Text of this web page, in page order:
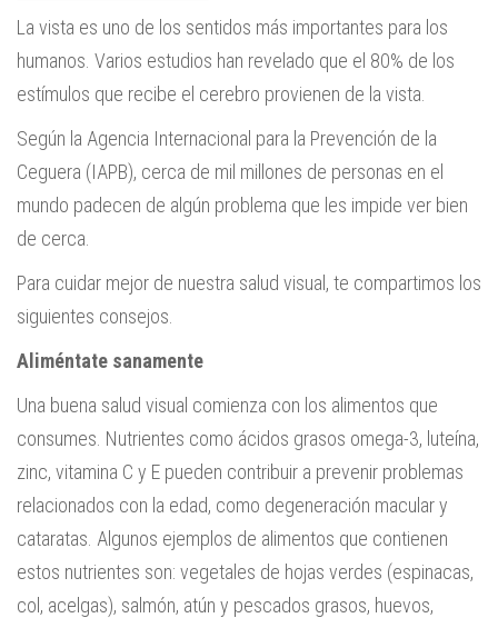
La vista es uno de los sentidos más importantes para los
humanos. Varios estudios han revelado que el 80% de los
estímulos que recibe el cerebro provienen de la vista.
Según la Agencia Internacional para la Prevención de la
Ceguera (IAPB), cerca de mil millones de personas en el
mundo padecen de algún problema que les impide ver bien
de cerca.
Para cuidar mejor de nuestra salud visual, te compartimos los
siguientes consejos.
Aliméntate sanamente
Una buena salud visual comienza con los alimentos que
consumes. Nutrientes como ácidos grasos omega-3, luteína,
zinc, vitamina C y E pueden contribuir a prevenir problemas
relacionados con la edad, como degeneración macular y
cataratas. Algunos ejemplos de alimentos que contienen
estos nutrientes son: vegetales de hojas verdes (espinacas,
col, acelgas), salmón, atún y pescados grasos, huevos,